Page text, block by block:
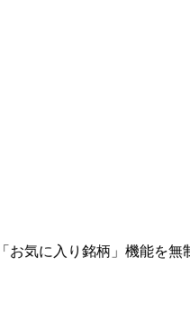
気に入り銘柄」機能を無